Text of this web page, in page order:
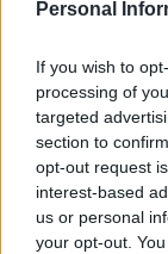
Personal
If you wish to
processing of
targeted
section to
opt-out request
interest-based
us or personal
your opt-out.
o καιρός τώρα:
αίθριος
45%
16km/h
Δ
25°/25°
06:18